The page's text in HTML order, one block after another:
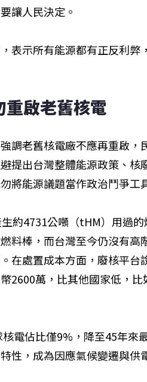
讓人民決定。
表示所有能源都有正反利弊
啟老舊核電
調老舊核電廠不應再重啟，
提出台灣整體能源政策、核
將能源議題當作政治鬥爭工
約4731公噸（tHM）用過
料棒，而台灣至今仍沒有高
在處置成本方面，廢核平台
2600萬，比其他國家低，比
電佔比僅9%，降至45年來
性，成為因應氣候變遷與供